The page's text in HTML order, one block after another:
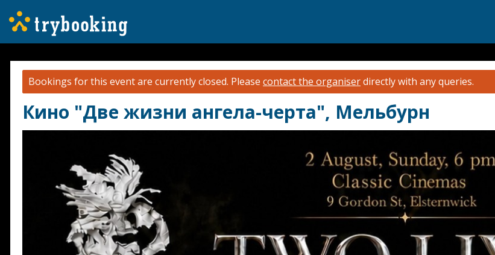
Bookings for this event are currently closed. Please contact the organiserdirectly with any queries.
Кино "Две жизни ангела-черта", Мельбурн